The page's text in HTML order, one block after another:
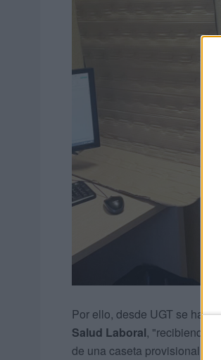
Por ello, desde UGT se ha
Salud Laboral, "recibiendo
de una caseta provisional,